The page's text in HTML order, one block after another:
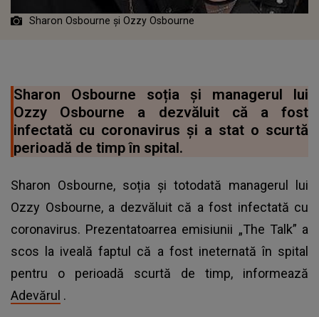
Sharon Osbourne și Ozzy Osbourne
Sharon Osbourne soția și managerul lui
Ozzy Osbourne a dezvăluit că a fost
infectată cu coronavirus și a stat o scurtă
perioadă de timp în spital.
Sharon Osbourne, soția și totodată managerul lui
Ozzy Osbourne, a dezvăluit că a fost infectată cu
coronavirus. Prezentatoarrea emisiunii „The Talk” a
scos la iveală faptul că a fost ineternată în spital
pentru o perioadă scurtă de timp, informează
Adevărul .